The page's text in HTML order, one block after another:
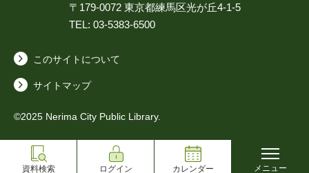
〒179-0072 東京都練馬区光が丘4-1-5
TEL: 03-5383-6500
このサイトについて
サイトマップ
©2025 Nerima City Public Library.
資料検索 ログイン カレンダー メニュー